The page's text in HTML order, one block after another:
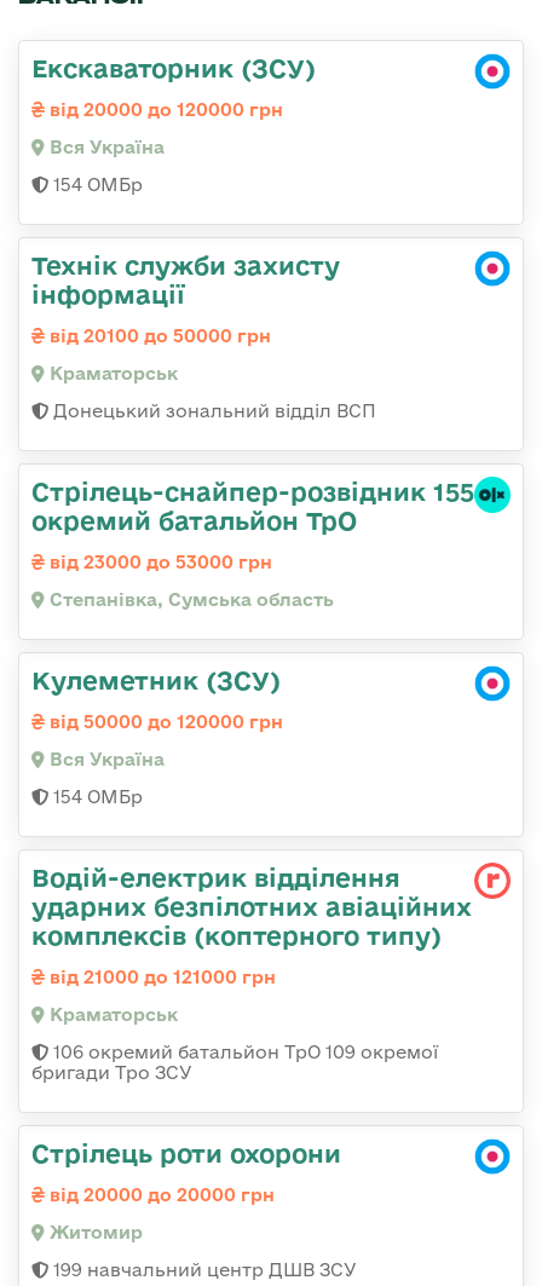
Екскаваторник (ЗСУ)
від 20000 до 120000 грн
Вся Україна
154 ОМБр
Технік служби захисту
інформації
від 20100 до 50000 грн
Краматорськ
Донецький зональний відділ ВСП
Стрілець-снайпер-розвідник 155
окремий батальйон ТрО
від 23000 до 53000 грн
Степанівка, Сумська область
Кулеметник (ЗСУ)
від 50000 до 120000 грн
Вся Україна
154 ОМБр
Водій-електрик відділення
ударних безпілотних авіаційних
комплексів (коптерного типу)
від 21000 до 121000 грн
Краматорськ
106 окремий батальйон ТрО 109 окремої
бригади Тро ЗСУ
Стрілець роти охорони
від 20000 до 20000 грн
Житомир
199 навчальний центр ДШВ ЗСУ